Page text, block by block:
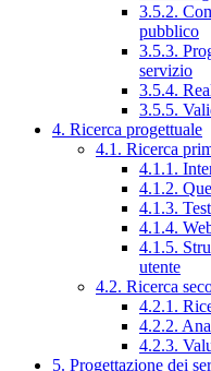
3.5.2.
pubblico
3.5.3.
servizio
3.5.4.
3.5.5.
4. Ricerca progettuale
4.1. Ricerca
4.1.1.
4.1.2.
4.1.3.
4.1.4.
4.1.5.
utente
4.2. Ricerca
4.2.1.
4.2.2.
4.2.3.
5. Progettazione dei